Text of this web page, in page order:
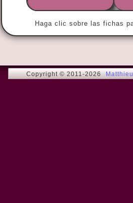
Haga clic sobre las fichas
Copyright © 2011-2026